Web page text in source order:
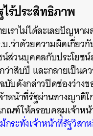
ร้ประสิทธิภาพ
เราไม่ได้ละเลยปัญหา
.ว่าด้วยความผิดเกี่ยว
น์ส่วนบุคคลกับประโยช
ว่าสิบปี และกลายเป็นค
บดังกล่าวปิดช่องว่างข
าหน้าที่รัฐผ่านทางญาติ
ณฑ์ให้ครอบคลุมเจ้าหน้
กระทั่งเจ้าหน้าที่รัฐวิสา